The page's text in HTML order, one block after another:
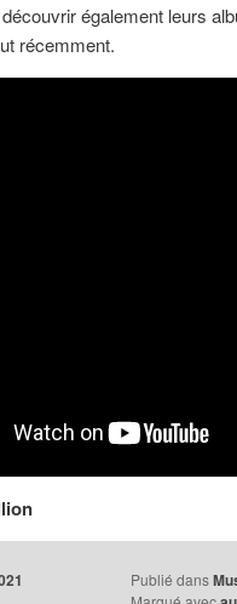
découvrir également leurs
récemment.
Publié dans